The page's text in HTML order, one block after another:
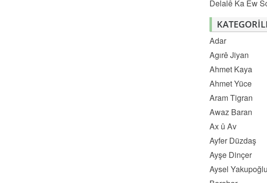
Delalê Ka Ew
Adar
Agırê Jiyan
Ahmet Kaya
Ahmet Yüce
Aram Tigran
Awaz Baran
Ax û Av
Ayfer Düzdaş
Ayşe Dinçer
Aysel Yakupoğlu